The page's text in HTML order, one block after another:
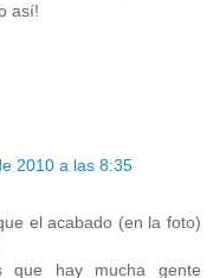
así!
2010 a las 8:35
el acabado (en la foto)
que hay mucha gente